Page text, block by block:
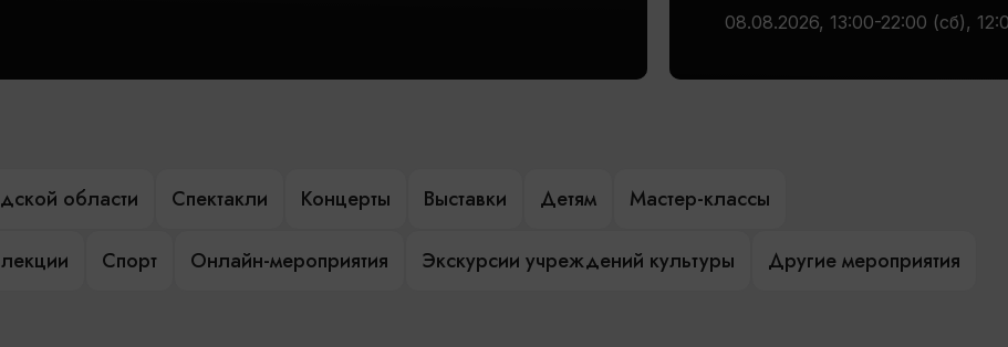
08.08.2026, 13:00-22:00 (сб),
области Спектакли Концерты Выставки Детям Мастер-классы
Спорт Онлайн-мероприятия Экскурсии учреждений культуры Другие мероприятия